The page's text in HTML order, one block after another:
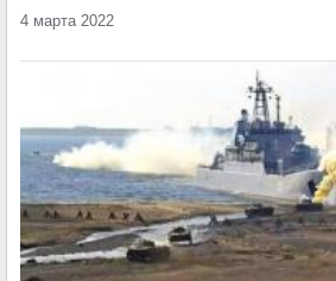
4 марта 2022